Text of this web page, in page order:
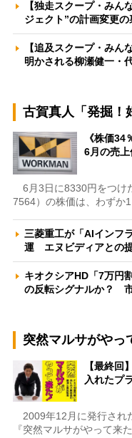
【独走スクープ・みん
ジェクト”の計画変更
【追及スクープ・みん
明かされる柳瀬健一・
古賀真人「発掘！
《株価34
6月の売
6月3日に8330円をつけ
7564）の株価は、わずか
三菱重工が「AIインフ
運 エヌビディアとの
キオクシアHD「7万円
の反転シグナルか？
突然マルサがやっ
【最終回
入れたプ
2009年12月に発行され
『突然マルサがやって来